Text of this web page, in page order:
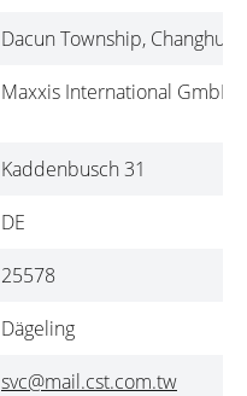
Dacun Township, Changhua
Maxxis International GmbH
Kaddenbusch 31
DE
25578
Dägeling
svc@mail.cst.com.tw